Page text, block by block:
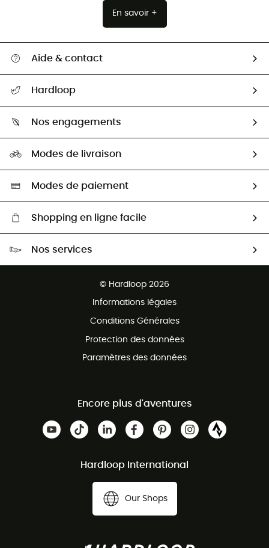
En savoir +
Aide & contact
Retour & remboursement
Guide des tailles
Seconde Main
Aide & Contact
Hardloop
HardGuides
Nos engagements
Sélection éco-responsable
Modes de livraison
Modes de paiement
Shopping en ligne facile
Nos services
© Hardloop 2026
Informations légales
Conditions Générales
Protection des données
Paramètres des données
Encore plus d'aventures
Hardloop International
Our Shops